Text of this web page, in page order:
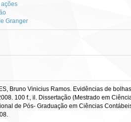
ações
Granger
Bruno Vinicius Ramos. Evidências de
100 f., il. Dissertação (Mestrado em
de Pós- Graduação em Ciências